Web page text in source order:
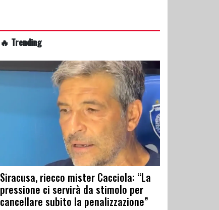
🔥 Trending
Siracusa, riecco mister Cacciola: “La
pressione ci servirà da stimolo per
cancellare subito la penalizzazione”